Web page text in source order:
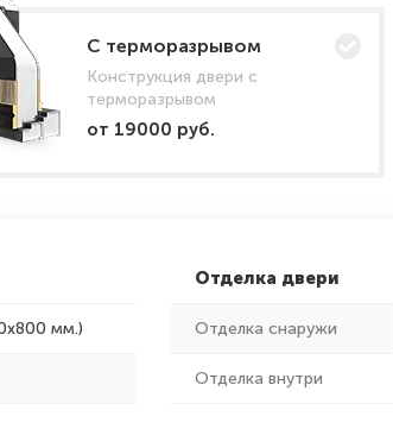
C терморазрывом
Конструкция двери с
терморазрывом
от 19000 руб.
мм.)
Отделка двери
Отделка снаружи
Отделка внутри